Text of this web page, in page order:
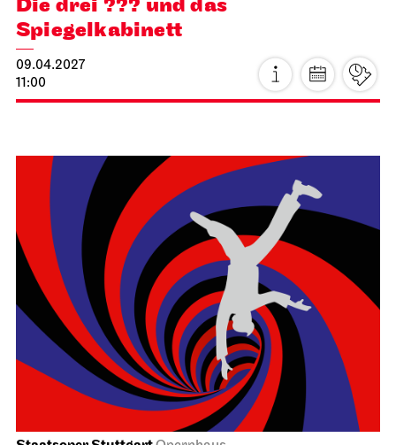
Schauspiel Stuttgart Schauspielhaus
Tanzende Idioten
02.04.2027
19:30
Sa, 03.04.2027